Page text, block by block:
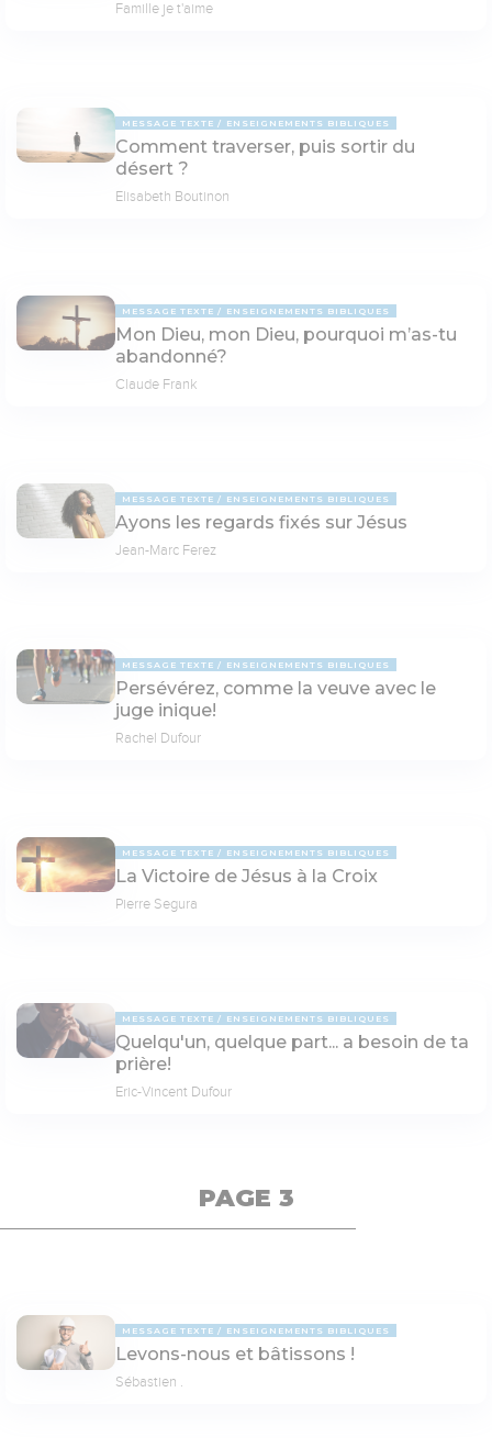
Famille je t'aime
MESSAGE TEXTE ENSEIGNEMENTS BIBLIQUES
Comment traverser, puis sortir du
désert ?
Elisabeth Boutinon
MESSAGE TEXTE ENSEIGNEMENTS BIBLIQUES
Mon Dieu, mon Dieu, pourquoi m’as-tu
abandonné?
Claude Frank
MESSAGE TEXTE ENSEIGNEMENTS BIBLIQUES
Ayons les regards fixés sur Jésus
Jean-Marc Ferez
MESSAGE TEXTE ENSEIGNEMENTS BIBLIQUES
Persévérez, comme la veuve avec le
juge inique!
Rachel Dufour
MESSAGE TEXTE ENSEIGNEMENTS BIBLIQUES
La Victoire de Jésus à la Croix
Pierre Segura
MESSAGE TEXTE ENSEIGNEMENTS BIBLIQUES
Quelqu'un, quelque part... a besoin de ta
prière!
Eric-Vincent Dufour
PAGE 3
MESSAGE TEXTE ENSEIGNEMENTS BIBLIQUES
Levons-nous et bâtissons !
Sébastien .